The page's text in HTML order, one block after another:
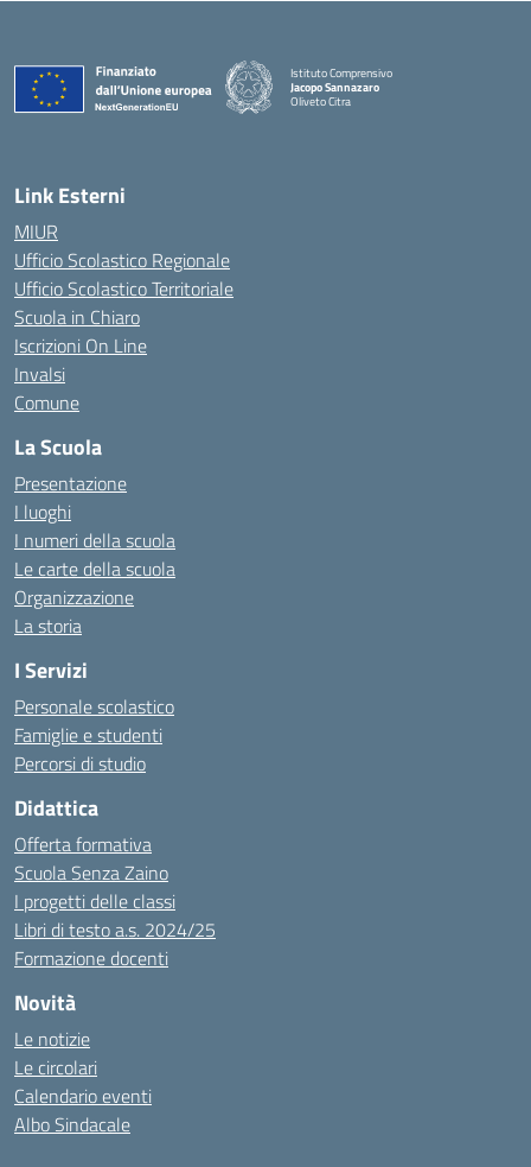
Istituto Comprensivo
Jacopo Sannazaro
Oliveto Citra
Link Esterni
MIUR
Ufficio Scolastico Regionale
Ufficio Scolastico Territoriale
Scuola in Chiaro
Iscrizioni On Line
Invalsi
Comune
La Scuola
Presentazione
I luoghi
I numeri della scuola
Le carte della scuola
Organizzazione
La storia
I Servizi
Personale scolastico
Famiglie e studenti
Percorsi di studio
Didattica
Offerta formativa
Scuola Senza Zaino
I progetti delle classi
Libri di testo a.s. 2024/25
Formazione docenti
Novità
Le notizie
Le circolari
Calendario eventi
Albo Sindacale